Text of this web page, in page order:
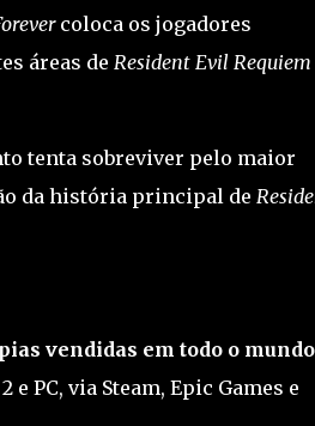
coloca os jogadores
áreas de Resident Evil Requiem
tenta sobreviver pelo maior
da história principal de
vendidas em todo o mundo
PC, via Steam, Epic Games e